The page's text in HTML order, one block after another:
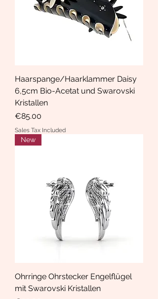
Haarspange/Haarklammer Daisy
6,5cm Bio-Acetat und Swarovski
Kristallen
Price
€85.00
Sales Tax Included
New
Ohrringe Ohrstecker Engelflügel
mit Swarovski Kristallen